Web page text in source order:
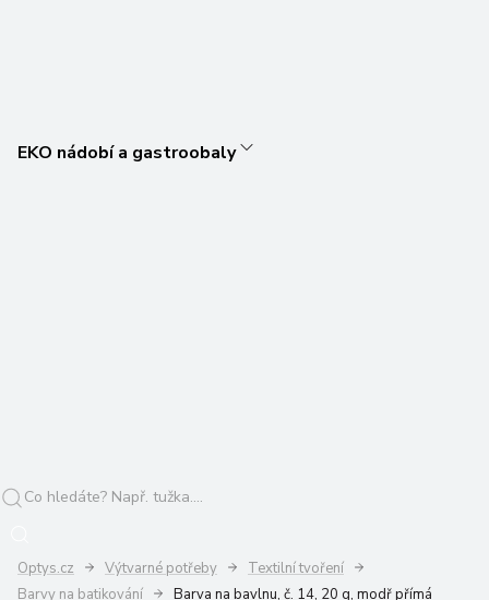
EKO nádobí a gastroobaly
Optys.cz Výtvarné potřeby
Textilní tvoření
Barvy na batikování
Barva na bavlnu, č. 14, 20 g, modř přímá